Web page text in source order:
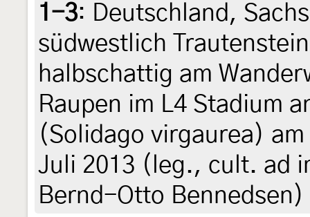
1-3: Deutschland,
südwestlich
halbschattig am
Raupen im L4 Stadium
(Solidago virgaurea)
Juli 2013 (leg., cult. ad
Bernd-Otto Bennedsen)